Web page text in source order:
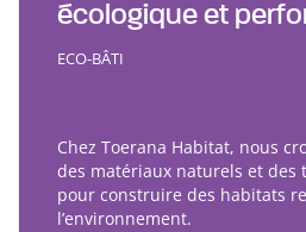
écologique et
ECO-BÂTI
Chez Toerana Habitat, nous
des matériaux naturels et des
pour construire des habitats
l’environnement.